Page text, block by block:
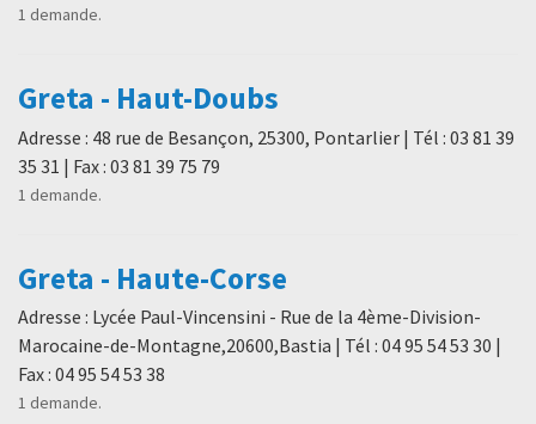
1 demande.
Greta - Haut-Doubs
Adresse : 48 rue de Besançon, 25300, Pontarlier | Tél : 03 81 39
35 31 | Fax : 03 81 39 75 79
1 demande.
Greta - Haute-Corse
Adresse : Lycée Paul-Vincensini - Rue de la 4ème-Division-
Marocaine-de-Montagne,20600,Bastia | Tél : 04 95 54 53 30 |
Fax : 04 95 54 53 38
1 demande.